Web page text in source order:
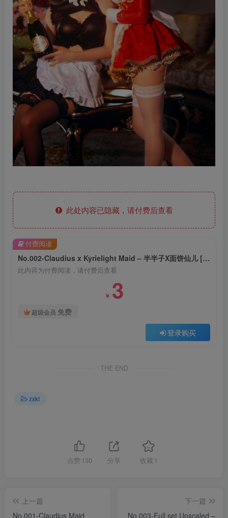
此处内容已隐藏，请付费后查看
No.002-Claudius x Kyrielight Maid – 半半子X面饼仙儿 [22P]
此内容为付费阅读，请付费后查看
￥ 3
超级会员 免费
登录购买
付费阅读
THE END
zxkt
点赞 130 分享 收藏 1
上一篇
No.001-Claudius Maid
下一篇
No.003-Full set Upscaled –